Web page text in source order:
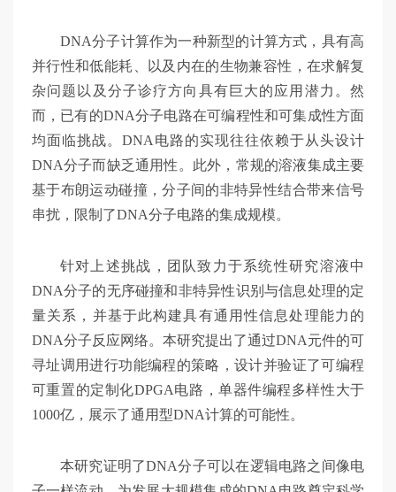
DNA分子计算作为一种新型的计算方式，具有高
并行性和低能耗、以及内在的生物兼容性，在求解复
杂问题以及分子诊疗方向具有巨大的应用潜力。然
而，已有的DNA分子电路在可编程性和可集成性方面
均面临挑战。DNA电路的实现往往依赖于从头设计
DNA分子而缺乏通用性。此外，常规的溶液集成主要
基于布朗运动碰撞，分子间的非特异性结合带来信号
串扰，限制了DNA分子电路的集成规模。
针对上述挑战，团队致力于系统性研究溶液中
DNA分子的无序碰撞和非特异性识别与信息处理的定
量关系，并基于此构建具有通用性信息处理能力的
DNA分子反应网络。本研究提出了通过DNA元件的可
寻址调用进行功能编程的策略，设计并验证了可编程
可重置的定制化DPGA电路，单器件编程多样性大于
1000亿，展示了通用型DNA计算的可能性。
本研究证明了DNA分子可以在逻辑电路之间像电